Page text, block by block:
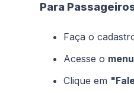
Para
Faça o
Acesse o menu
Clique em